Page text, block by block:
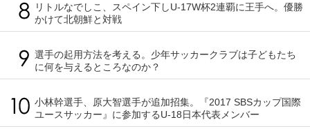
リトルなでしこ、スペイン下しU-17W杯2連覇に王手へ。優勝
かけて北朝鮮と対戦
選手の起用方法を考える。少年サッカークラブは子どもたち
に何を与えるところなのか？
小林幹選手、原大智選手が追加招集。『2017 SBSカップ国際
ユースサッカー』に参加するU-18日本代表メンバー